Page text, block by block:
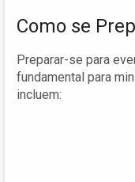
Como se
Preparar-se para
fundamental para
incluem: